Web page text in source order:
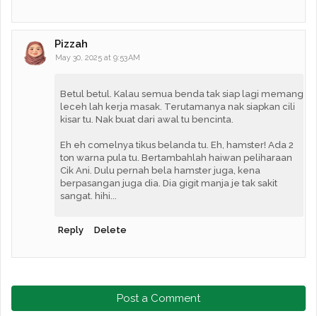
Pizzah
May 30, 2025 at 9:53 AM
Betul betul. Kalau semua benda tak siap lagi memang
leceh lah kerja masak. Terutamanya nak siapkan cili
kisar tu. Nak buat dari awal tu bencinta.
Eh eh comelnya tikus belanda tu. Eh, hamster! Ada 2
ton warna pula tu. Bertambahlah haiwan peliharaan
Cik Ani. Dulu pernah bela hamster juga, kena
berpasangan juga dia. Dia gigit manja je tak sakit
sangat. hihi...
Reply Delete
Post a Comment